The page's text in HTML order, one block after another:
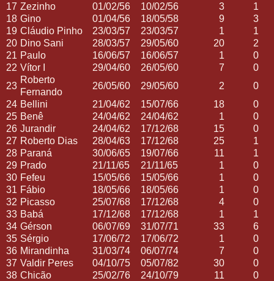
17 Zezinho 01/02/56 10/02/56 3
1
18 Gino 01/04/56 18/05/58 9
3
19 Cláudio Pinho 23/03/57 23/03/57 1
1
20 Dino Sani 28/03/57 29/05/60 20
2
21 Paulo 16/06/57 16/06/57 1
0
22 Vítor I 29/04/60 26/05/60 7
0
23
Roberto
Fernando
26/05/60 29/05/60 2
0
24 Bellini 21/04/62 15/07/66 18
0
25 Benê 24/04/62 24/04/62 1
0
26 Jurandir 24/04/62 17/12/68 15
0
27 Roberto Dias 28/04/63 17/12/68 25
1
28 Paraná 30/06/65 19/07/66 11
1
29 Prado 21/11/65 21/11/65 1
0
30 Fefeu 15/05/66 15/05/66 1
0
31 Fábio 18/05/66 18/05/66 1
0
32 Picasso 25/07/68 17/12/68 4
0
33 Babá 17/12/68 17/12/68 1
1
34 Gérson 06/07/69 31/07/71 33
6
35 Sérgio 17/06/72 17/06/72 1
0
36 Mirandinha 31/03/74 06/07/74 7
0
37 Valdir Peres 04/10/75 05/07/82 30
0
38 Chicão 25/02/76 24/10/79 11
0